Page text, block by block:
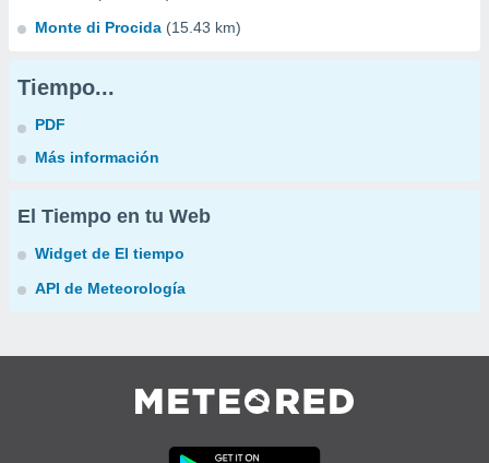
Monte di Procida (15.43 km)
Tiempo...
PDF
Más información
El Tiempo en tu Web
Widget de El tiempo
API de Meteorología